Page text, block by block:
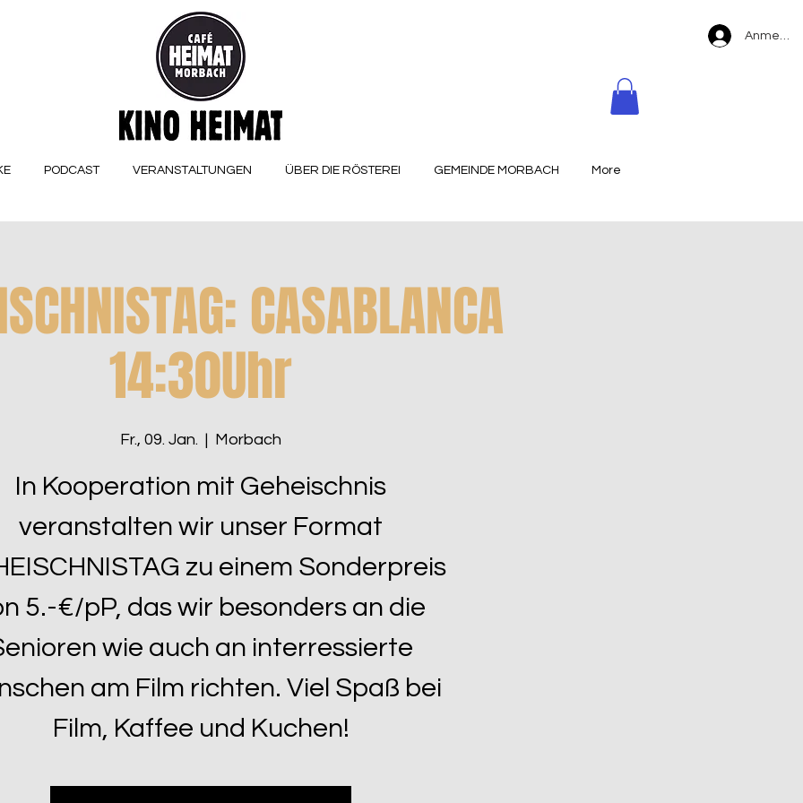
PODCAST VERANSTALTUNGEN ÜBER DIE RÖSTEREI GEMEINDE MORBACH More
CASABLANCA
14:30Uhr
Fr., 09. Jan.
  |
Morbach
In Kooperation mit Geheischnis
veranstalten wir unser Format
zu einem Sonderpreis
5.-€/pP, das wir besonders an die
wie auch an interressierte
am Film richten. Viel Spaß bei
Film, Kaffee und Kuchen!